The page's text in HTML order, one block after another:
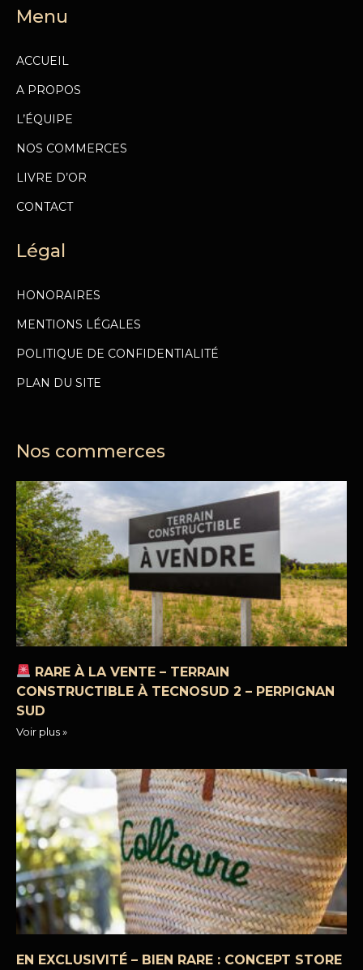
Menu
ACCUEIL
A PROPOS
L’ÉQUIPE
NOS COMMERCES
LIVRE D’OR
CONTACT
Légal
HONORAIRES
MENTIONS LÉGALES
POLITIQUE DE CONFIDENTIALITÉ
PLAN DU SITE
Nos commerces
RARE À LA VENTE – TERRAIN
CONSTRUCTIBLE À TECNOSUD 2 – PERPIGNAN
SUD
Voir plus »
EN EXCLUSIVITÉ – BIEN RARE : CONCEPT STORE